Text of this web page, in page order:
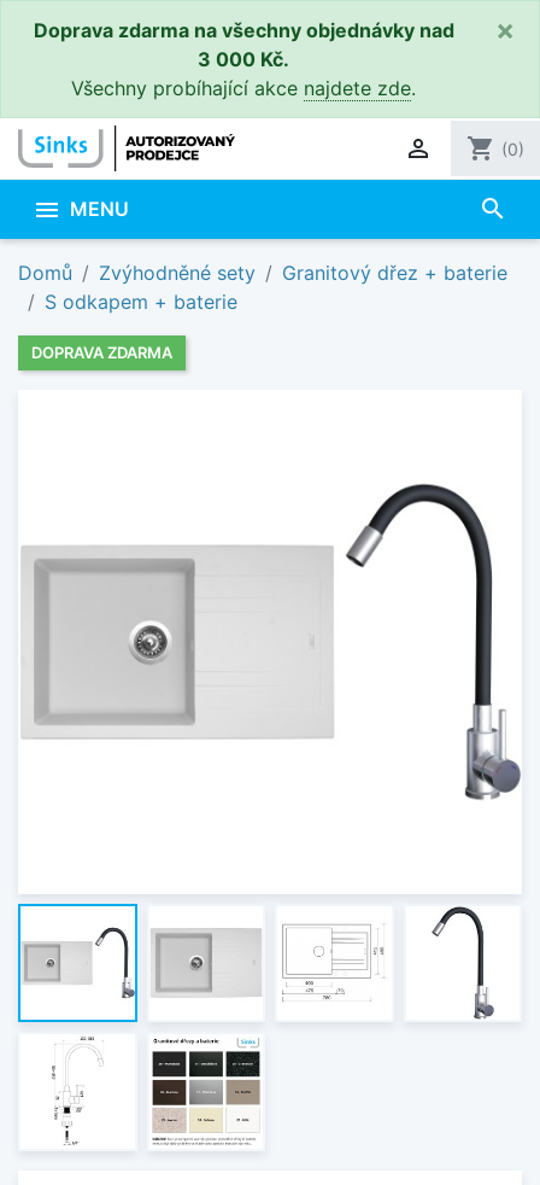
Doprava zdarma na všechny objednávky nad
3 000 Kč.
Všechny probíhající akce najdete zde.
×
 shopping_cart (0)
 MENU search
Domů Zvýhodněné sety
Granitový dřez + baterie
S odkapem + baterie
DOPRAVA ZDARMA